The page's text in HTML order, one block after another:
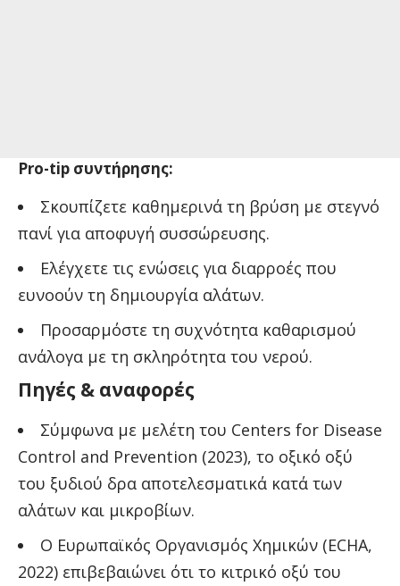
Pro-tip συντήρησης:
Σκουπίζετε καθημερινά τη βρύση με στεγνό
πανί για αποφυγή συσσώρευσης.
Ελέγχετε τις ενώσεις για διαρροές που
ευνοούν τη δημιουργία αλάτων.
Προσαρμόστε τη συχνότητα καθαρισμού
ανάλογα με τη σκληρότητα του νερού.
Πηγές & αναφορές
Σύμφωνα με μελέτη του Centers for Disease
Control and Prevention (2023), το οξικό οξύ
του ξυδιού δρα αποτελεσματικά κατά των
αλάτων και μικροβίων.
Ο Ευρωπαϊκός Οργανισμός Χημικών (ECHA,
2022) επιβεβαιώνει ότι το κιτρικό οξύ του